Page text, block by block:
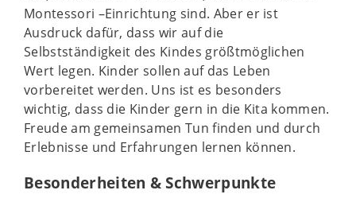
Montessori –Einrichtung sind. Aber er ist
Ausdruck dafür, dass wir auf die
Selbstständigkeit des Kindes größtmöglichen
Wert legen. Kinder sollen auf das Leben
vorbereitet werden. Uns ist es besonders
wichtig, dass die Kinder gern in die Kita kommen.
Freude am gemeinsamen Tun finden und durch
Erlebnisse und Erfahrungen lernen können.
Besonderheiten & Schwerpunkte